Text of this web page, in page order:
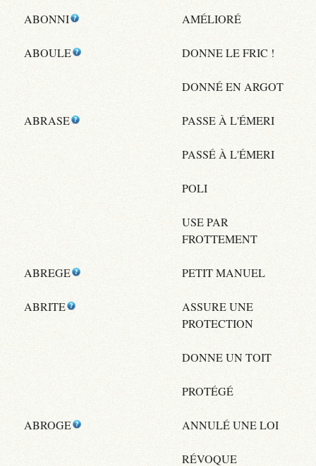
ABONNI AMÉLIORÉ
ABOULE DONNE LE FRIC !
DONNÉ EN ARGOT
ABRASE PASSE À L'ÉMERI
PASSÉ À L'ÉMERI
POLI
USE PAR
FROTTEMENT
ABREGE PETIT MANUEL
ABRITE
ASSURE UNE
PROTECTION
DONNE UN TOIT
PROTÉGÉ
ABROGE ANNULÉ UNE LOI
RÉVOQUE